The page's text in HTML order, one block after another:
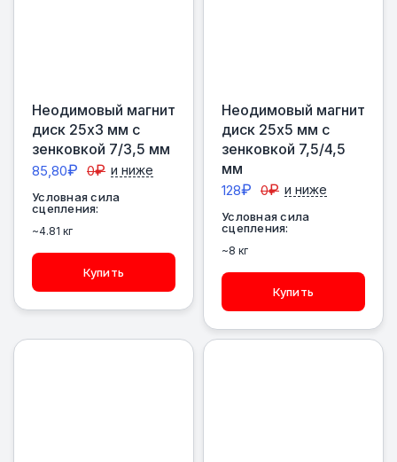
Неодимовый магнит
диск 25х3 мм с
зенковкой 7/3,5 мм
85,80₽ 0₽ и ниже
Условная сила
сцепления:
~4.81 кг
Купить
Неодимовый магнит
диск 25х5 мм с
зенковкой 7,5/4,5
мм
128₽ 0₽ и ниже
Условная сила
сцепления:
~8 кг
Купить